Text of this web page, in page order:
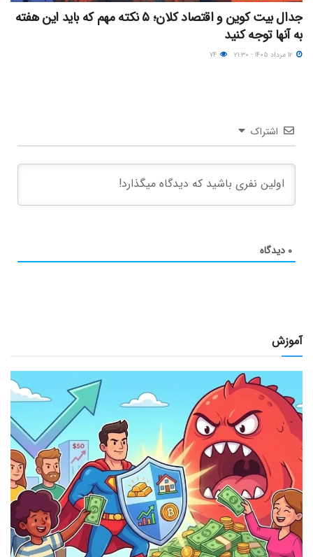
جدال بیت کوین و اقتصاد کلان؛ ۵ نکته مهم که باید این هفته
به آنها توجه کنید
اشتراک
۰ دیدگاه
آموزش